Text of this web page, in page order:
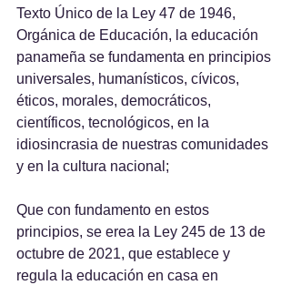
Texto Único de la Ley 47 de 1946,
Orgánica de Educación, la educación
panameña se fundamenta en principios
universales, humanísticos, cívicos,
éticos, morales, democráticos,
científicos, tecnológicos, en la
idiosincrasia de nuestras comunidades
y en la cultura nacional;
Que con fundamento en estos
principios, se erea la Ley 245 de 13 de
octubre de 2021, que establece y
regula la educación en casa en